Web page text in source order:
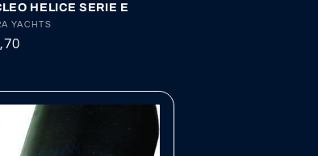
HELICE SERIE E
YACHTS